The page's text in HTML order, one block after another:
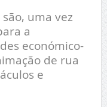
uma vez
a
económico-
de rua
e